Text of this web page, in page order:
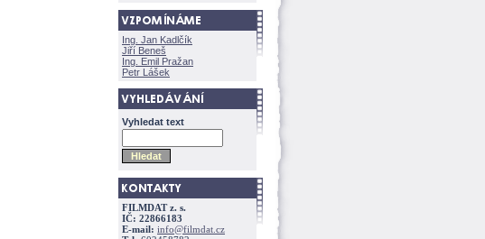
Ing. Jan Kadlčík
Jiří Bene
Ing. Emil Pražan
Petr Lášek
Vyhledat text
FILMDAT z. s.
IČ: 22866183
E-mail: info@filmdat.cz